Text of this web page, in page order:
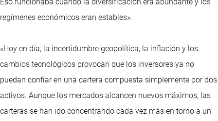
regímenes económicos eran estables».
«Hoy en día, la incertidumbre geopolítica, la inflación y los
cambios tecnológicos provocan que los inversores ya no
puedan confiar en una cartera compuesta simplemente por dos
activos. Aunque los mercados alcancen nuevos máximos, las
carteras se han ido concentrando cada vez más en torno a un